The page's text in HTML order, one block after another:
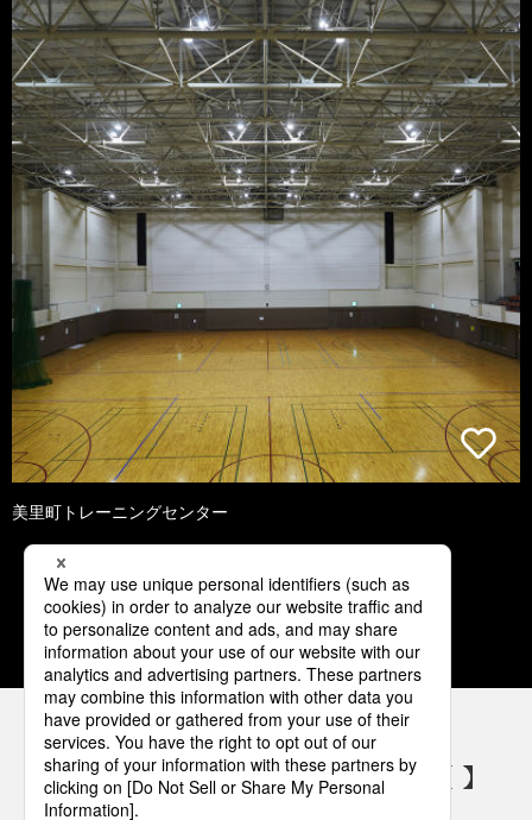
美里町トレーニングセンター
1 2 3 4 5
パナソニックの電気設備 SNSアカウント